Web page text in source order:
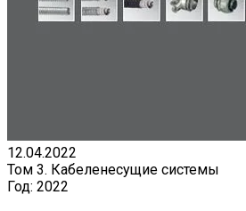
12.04.2022
Том 3. Кабеленесущие системы
Год: 2022